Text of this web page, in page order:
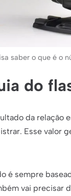
saber o que é o
do
da relação
Esse valor
é sempre
vai precisar